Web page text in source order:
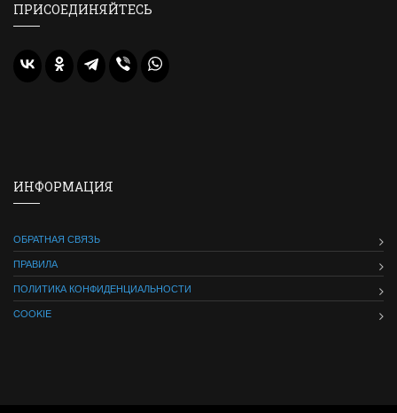
ПРИСОЕДИНЯЙТЕСЬ
ИНФОРМАЦИЯ
ОБРАТНАЯ СВЯЗЬ
ПРАВИЛА
ПОЛИТИКА КОНФИДЕНЦИАЛЬНОСТИ
COOKIE